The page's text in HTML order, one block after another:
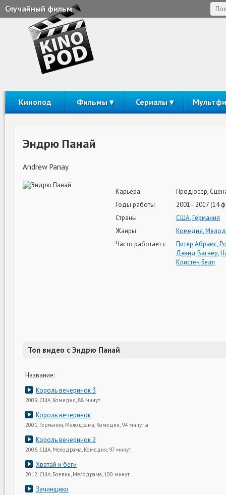
Случайный фильм
Кинопод Фильмы Сериалы
Эндрю Панай
Andrew Panay
Карьера
Продюсер,
Годы работы
2001–2017 (14
Страны
США,Германия
Жанры
Комедия,
Часто работает с
Питер Абрамс,
Дэвид Вагнер,
Кристен Белл
Топ видео с Эндрю Панай
Название:
Король вечеринок 3
2009, США, Комедия, 88 минут
Король вечеринок
2001, Германия, Мелодрама, Комедия, 94 минуты
Король вечеринок 2
2006, США, Мелодрама, Комедия, 97 минут
Хватай и беги
2012, США, Боевик, Мелодрама, 100 минут
Зачинщики